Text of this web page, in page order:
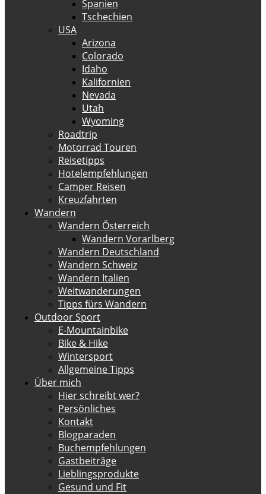
Spanien
Tschechien
USA
Arizona
Colorado
Idaho
Kalifornien
Nevada
Utah
Wyoming
Roadtrip
Motorrad Touren
Reisetipps
Hotelempfehlungen
Camper Reisen
Kreuzfahrten
Wandern
Wandern Österreich
Wandern Vorarlberg
Wandern Deutschland
Wandern Schweiz
Wandern Italien
Weitwanderungen
Tipps fürs Wandern
Outdoor Sport
E-Mountainbike
Bike & Hike
Wintersport
Allgemeine Tipps
Über mich
Hier schreibt wer?
Persönliches
Kontakt
Blogparaden
Buchempfehlungen
Gastbeiträge
Lieblingsprodukte
Gesund und Fit